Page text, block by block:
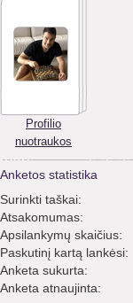
Profilio
nuotraukos
Anketos statistika
Surinkti taškai:
Atsakomumas:
Apsilankymų skaičius:
Paskutinį kartą lankėsi:
Anketa sukurta:
Anketa atnaujinta: